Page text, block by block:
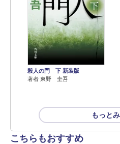
殺人の門 下 新装版
著者 東野 圭吾
もっと
こちらもおすすめ